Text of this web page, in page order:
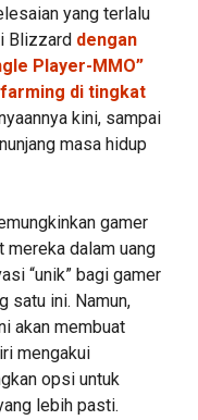
yang terlalu
Blizzard dengan
Player-MMO”
di tingkat
kini, sampai
masa hidup
gamer
mereka dalam uang
“unik” bagi gamer
satu ini. Namun,
akan membuat
mengakui
opsi untuk
lebih pasti.